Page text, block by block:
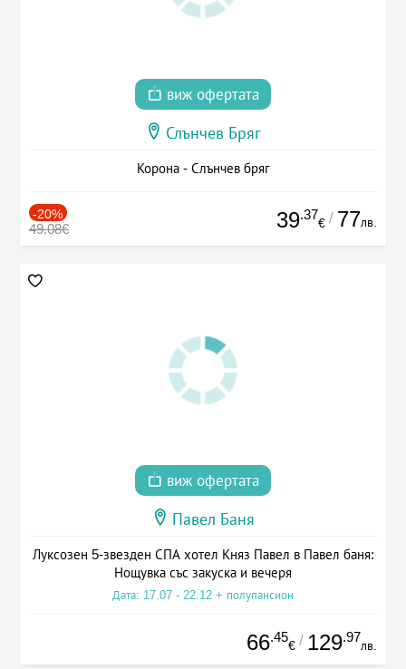
виж офертата
Слънчев Бряг
Корона - Слънчев бряг
-20%
49.08€ 39.37
€ / 77лв.
виж офертата
Павел Баня
Луксозен 5-звезден СПА хотел Княз Павел в Павел баня:
Нощувка със закуска и вечеря
Дата: 17.07 - 22.12 + полупансион
66.45
€ / 129.97
лв.